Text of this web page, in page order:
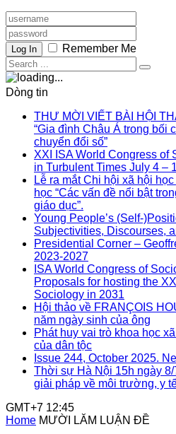
Log In Remember Me
Dòng tin
THƯ MỜI VIẾT BÀI HỘI
“Gia đình Châu Á trong bối
chuyển đổi số”
XXI ISA World Congress
in Turbulent Times July 4 –
Lễ ra mắt Chi hội xã hội
học “Các vấn đề nổi bật
giáo dục”.
Young People’s (Self-
Subjectivities, Discourses,
Presidential Corner –
2023-2027
ISA World Congress of
Proposals for hosting the
Sociology in 2031
Hội thảo về FRANÇOIS
năm ngày sinh của ông
Phát huy vai trò khoa học
của dân tộc
Issue 244, October 2025.
Thời sự Hà Nội 15h ngày
giải pháp về môi trường, y
GMT+7 12:45
Home MƯỜI LĂM LUẬN ĐỀ